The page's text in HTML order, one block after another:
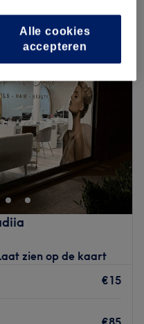
zien op de kaart
€15
Alle cookies
accepteren